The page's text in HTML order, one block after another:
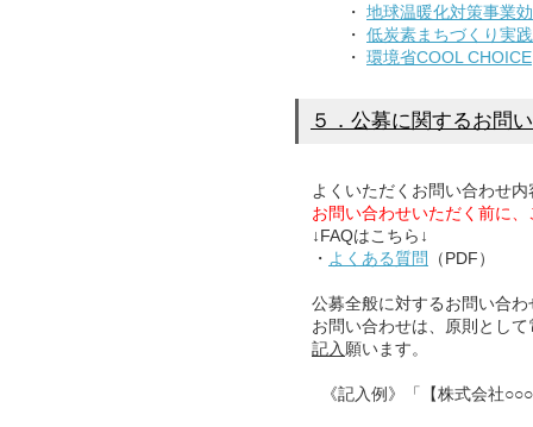
・ 地球温暖化対策事業
・ 低炭素まちづくり実
・ 環境省COOL CHOICE
５．公募に関するお問
よくいただくお問い合わせ内
お問い合わせいただく前に
↓FAQはこちら↓
・ よくある質問 （PDF）
公募全般に対するお問い合わ
お問い合わせは、原則として
記入 願います。
《記入例》「【株式会社○○○